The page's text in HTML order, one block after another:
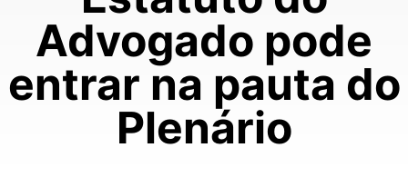
Advogado pode
entrar na pauta do
Plenário